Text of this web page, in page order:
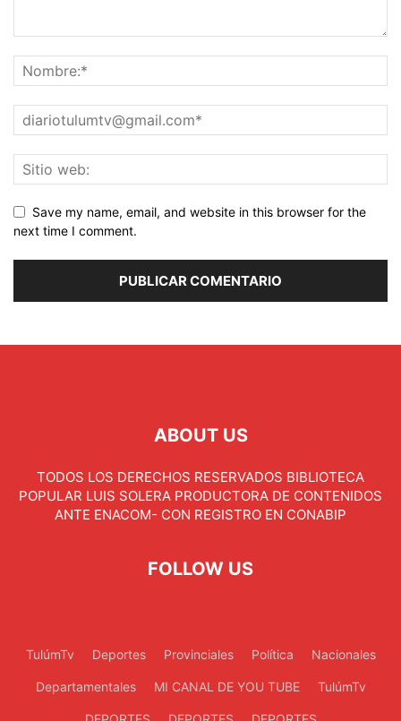
Save my name, email, and website in this browser for the
next time I comment.
ABOUT US
TODOS LOS DERECHOS RESERVADOS BIBLIOTECA
POPULAR LUIS SOLERA PRODUCTORA DE CONTENIDOS
ANTE ENACOM- CON REGISTRO EN CONABIP
FOLLOW US
TulúmTv Deportes Provinciales Política Nacionales
Departamentales MI CANAL DE YOU TUBE TulúmTv